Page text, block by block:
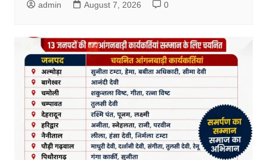
admin August 7, 2026 0